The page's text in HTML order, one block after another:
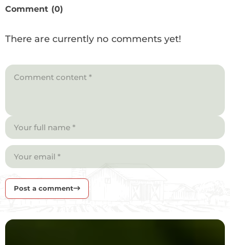
Comment (0)
There are currently no comments yet!
Post a comment